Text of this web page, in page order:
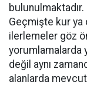
bulunulmaktadır.
Geçmişte kur ya
ilerlemeler göz
yorumlamalarda
değil aynı
alanlarda